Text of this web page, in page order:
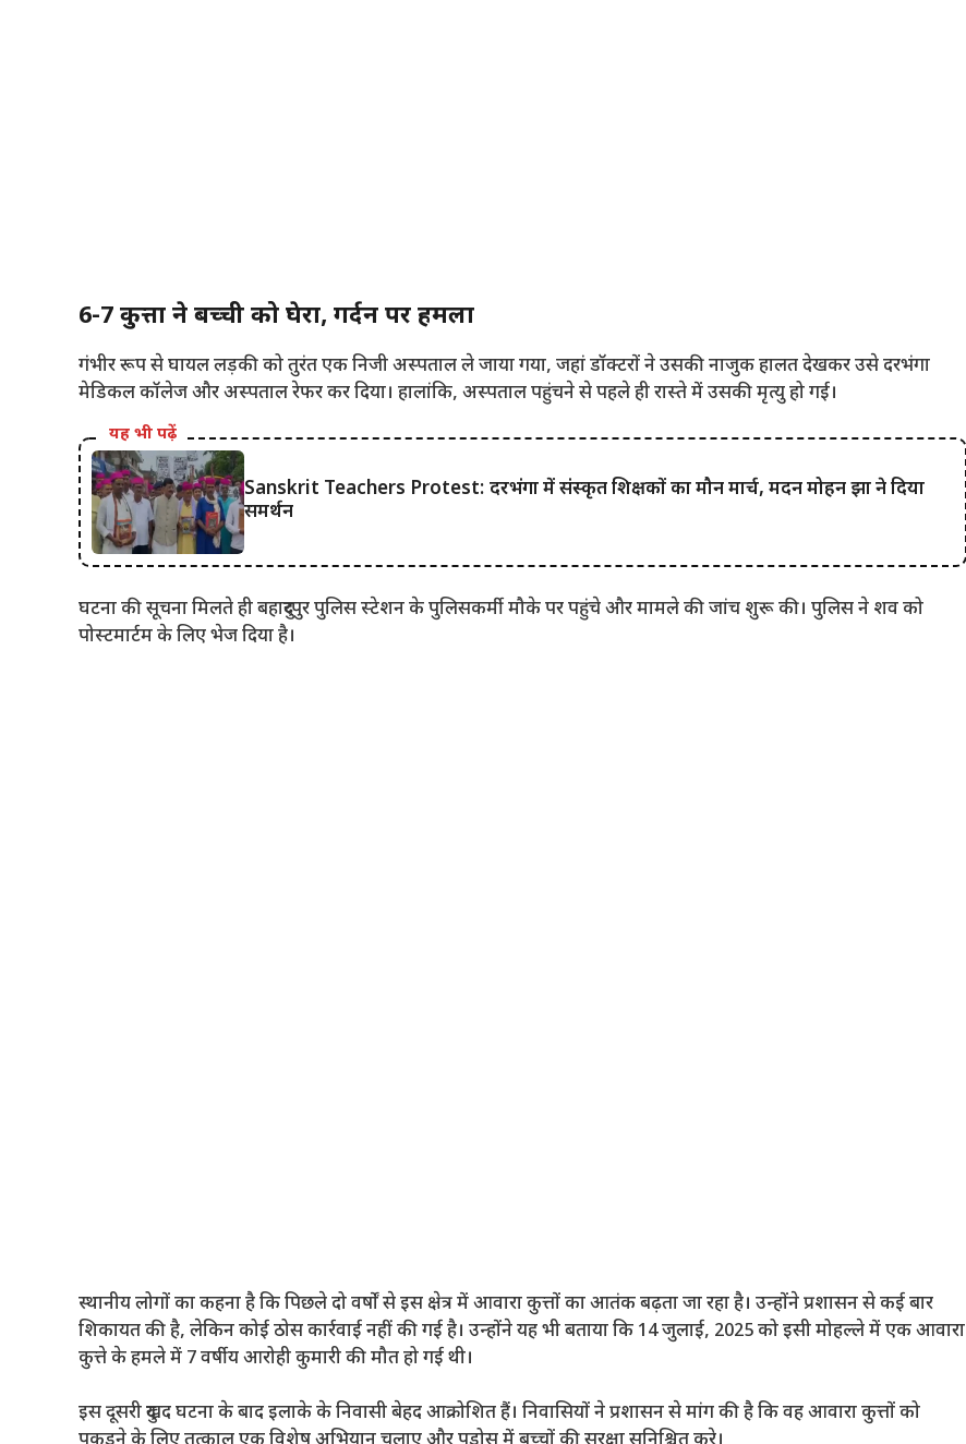
6-7 कुत्तों ने बच्ची को घेरा, गर्दन पर हमला
गंभीर रूप से घायल लड़की को तुरंत एक निजी अस्पताल ले जाया गया, जहां डॉक्टरों ने उसकी नाजुक हालत देखकर उसे दरभंगा
मेडिकल कॉलेज और अस्पताल रेफर कर दिया। हालांकि, अस्पताल पहुंचने से पहले ही रास्ते में उसकी मृत्यु हो गई।
यह भी पढ़ें
Sanskrit Teachers Protest: दरभंगा में संस्कृत शिक्षकों का मौन मार्च, मदन मोहन झा ने दिया
समर्थन
घटना की सूचना मिलते ही बहादुरपुर पुलिस स्टेशन के पुलिसकर्मी मौके पर पहुंचे और मामले की जांच शुरू की। पुलिस ने शव को
पोस्टमार्टम के लिए भेज दिया है।
स्थानीय लोगों का कहना है कि पिछले दो वर्षों से इस क्षेत्र में आवारा कुत्तों का आतंक बढ़ता जा रहा है। उन्होंने प्रशासन से कई बार
शिकायत की है, लेकिन कोई ठोस कार्रवाई नहीं की गई है। उन्होंने यह भी बताया कि 14 जुलाई, 2025 को इसी मोहल्ले में एक आवारा
कुत्ते के हमले में 7 वर्षीय आरोही कुमारी की मौत हो गई थी।
इस दूसरी दुखद घटना के बाद इलाके के निवासी बेहद आक्रोशित हैं। निवासियों ने प्रशासन से मांग की है कि वह आवारा कुत्तों को